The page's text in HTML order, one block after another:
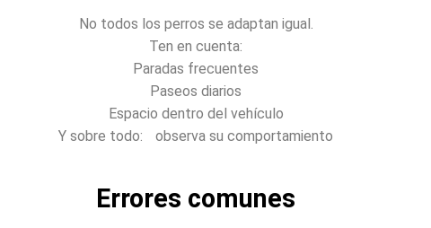
No todos los perros se adaptan igual.
Ten en cuenta:
Paradas frecuentes
Paseos diarios
Espacio dentro del vehículo
Y sobre todo: observa su comportamiento
Errores comunes